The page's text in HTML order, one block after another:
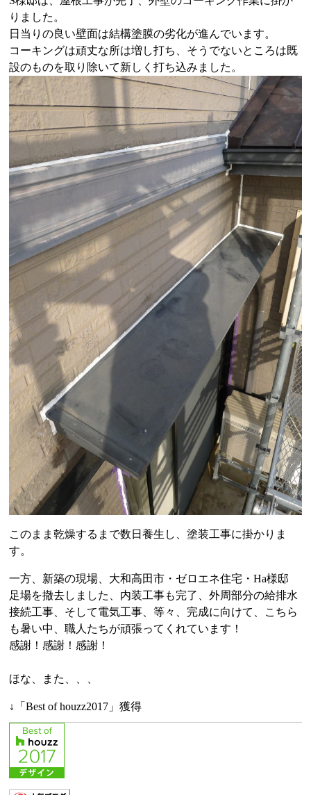
りました。
日当りの良い壁面は結構塗膜の劣化が進んでいます。
コーキングは頑丈な所は増し打ち、そうでないところは既
設のものを取り除いて新しく打ち込みました。
このまま乾燥するまで数日養生し、塗装工事に掛かりま
す。
一方、新築の現場、大和高田市・ゼロエネ住宅・Ha様邸
足場を撤去しました、内装工事も完了、外周部分の給排水
接続工事、そして電気工事、等々、完成に向けて、こちら
も暑い中、職人たちが頑張ってくれています！
感謝！感謝！感謝！
ほな、また、、、
↓「Best of houzz2017」獲得